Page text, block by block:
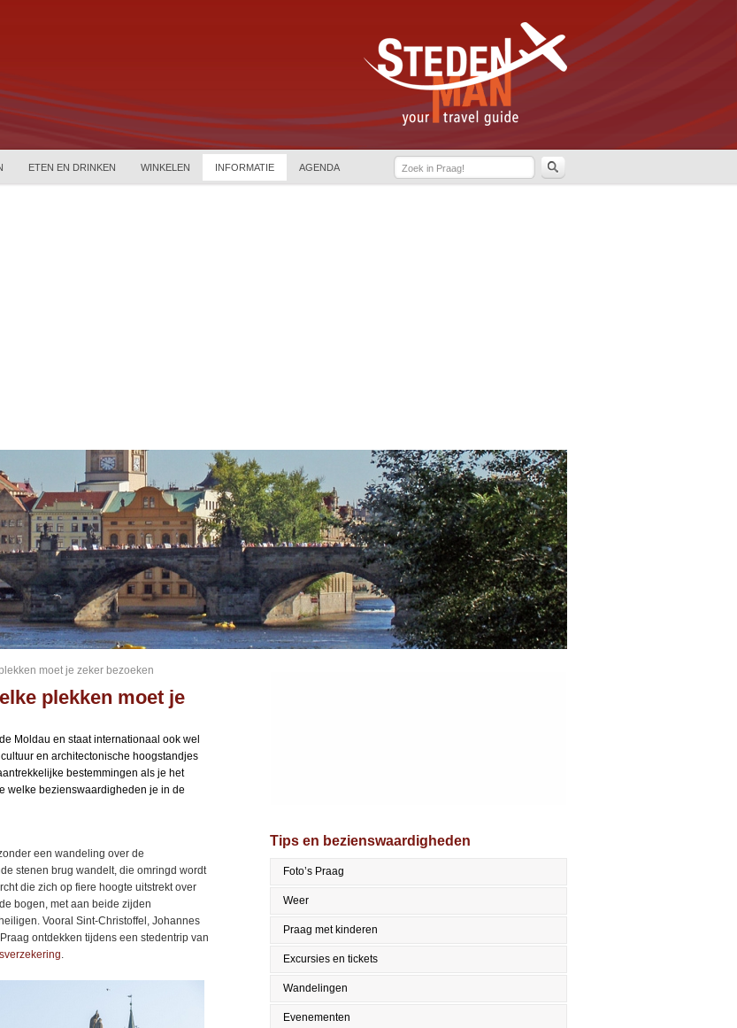
ETEN EN DRINKEN WINKELEN INFORMATIE AGENDA
moet je zeker bezoeken
plekken moet je
Moldau en staat internationaal ook wel
en architectonische hoogstandjes
bestemmingen als je het
welke bezienswaardigheden je in de
een wandeling over de
stenen brug wandelt, die omringd wordt
die zich op fiere hoogte uitstrekt over
bogen, met aan beide zijden
Vooral Sint-Christoffel, Johannes
ontdekken tijdens een stedentrip van
.
Tips en bezienswaardigheden
Foto’s Praag
Weer
Praag met kinderen
Excursies en tickets
Wandelingen
Evenementen